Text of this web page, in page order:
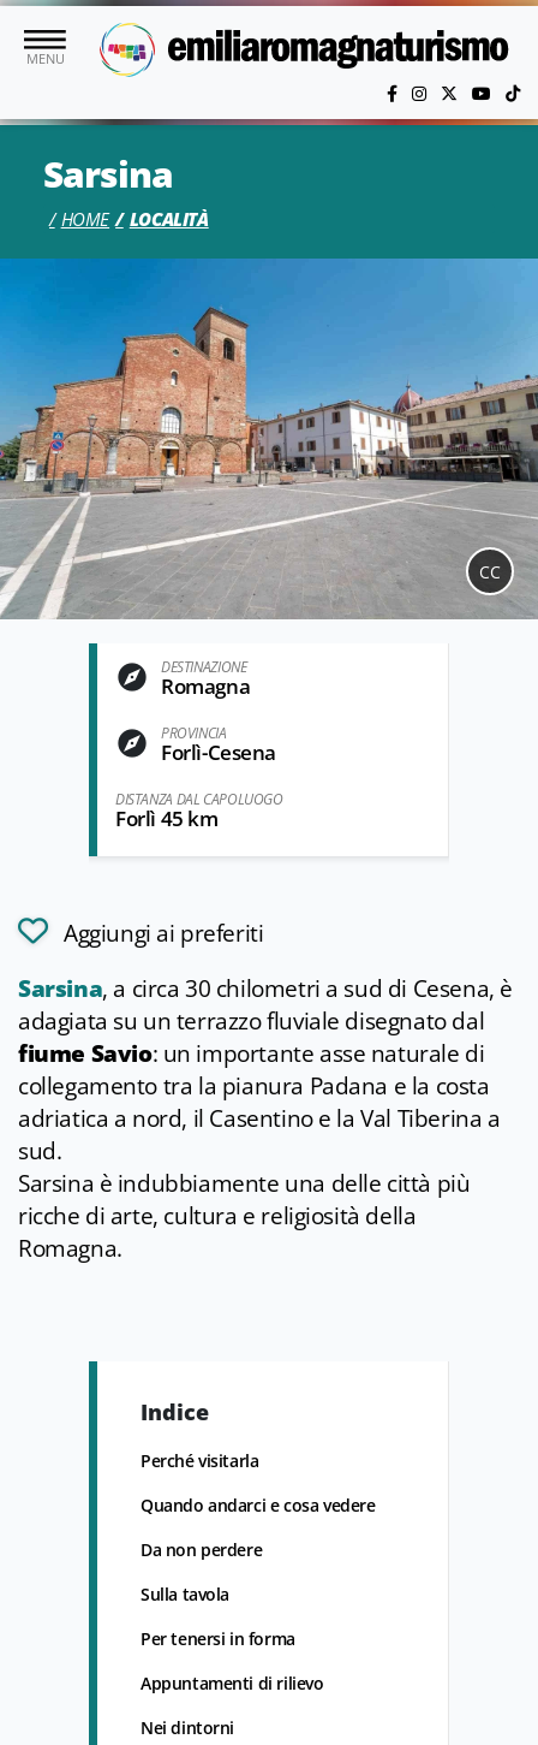
Vai al contenuto principale
MENU
Sarsina
HOME LOCALITÀ
CC
DESTINAZIONE
Romagna
PROVINCIA
Forlì-Cesena
DISTANZA DAL CAPOLUOGO
Forlì 45 km
Aggiungi ai preferiti
Sarsina, a circa 30 chilometri a sud di Cesena, è
adagiata su un terrazzo fluviale disegnato dal
fiume Savio: un importante asse naturale di
collegamento tra la pianura Padana e la costa
adriatica a nord, il Casentino e la Val Tiberina a
sud.
Sarsina è indubbiamente una delle città più
ricche di arte, cultura e religiosità della
Romagna.
Indice
Perché visitarla
Quando andarci e cosa vedere
Da non perdere
Sulla tavola
Per tenersi in forma
Appuntamenti di rilievo
Nei dintorni